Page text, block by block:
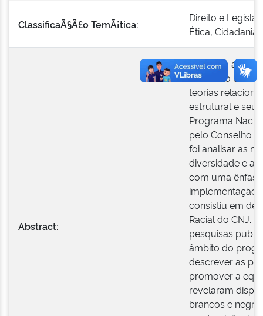
ClassificaÃ§Ã£o TemÃ¡tica:
Direito e
Ética, Cidadania
Abstract:
O estudo
Judiciário
teorias
estrutural e
Programa
pelo Conselho
foi analisar as
diversidade e a
com uma
implementação
consistiu em
Racial do CNJ.
pesquisas
âmbito do
descrever as
promover a
revelaram
brancos e